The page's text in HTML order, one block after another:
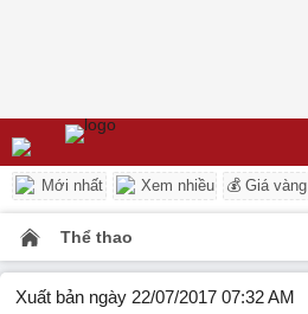
Mới nhất Xem nhiều 💰 Giá vàng
Thể thao
Xuất bản ngày 22/07/2017 07:32 AM